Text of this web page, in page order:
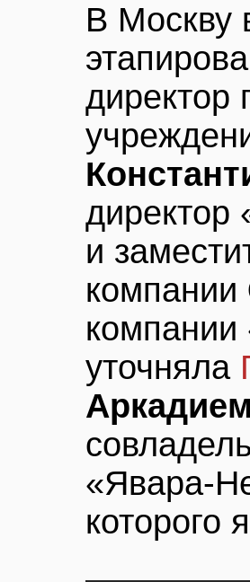
В Москву
директор
директор
и
компании
уточняла
«Явара-
которого